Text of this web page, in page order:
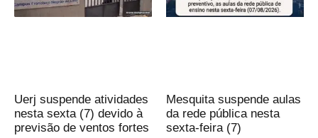
Uerj suspende atividades
nesta sexta (7) devido à
previsão de ventos fortes
Mesquita suspende aulas
da rede pública nesta
sexta-feira (7)